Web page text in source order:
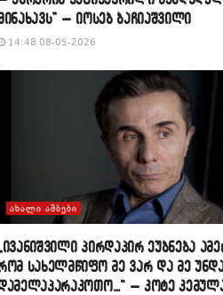
– იოსებ ბაჩიაშვილი
14:48 08-05-2026
ᲐᲮᲐᲚᲘ ᲐᲛᲑᲔᲑᲘ
პირდაპირ ეუბნება
სახელმწიფო მე ვარ და მე
– კოტე